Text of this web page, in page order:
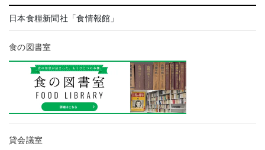
日本食糧新聞社「食情報館」
食の図書室
貸会議室